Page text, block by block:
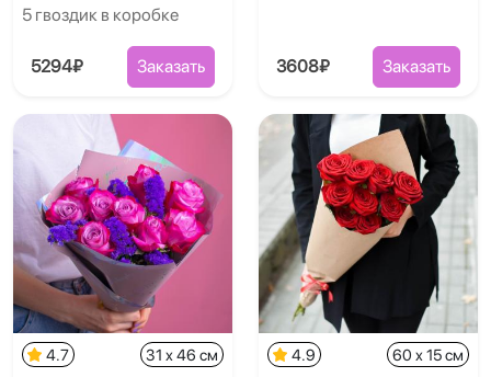
5 гвоздик в коробке
5294₽ Заказать 3608₽ Заказать
4.7 31 x 46 см 4.9 60 x 15 см